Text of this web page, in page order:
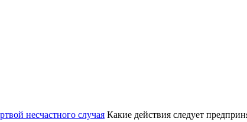
несчастного случая Какие действия следует